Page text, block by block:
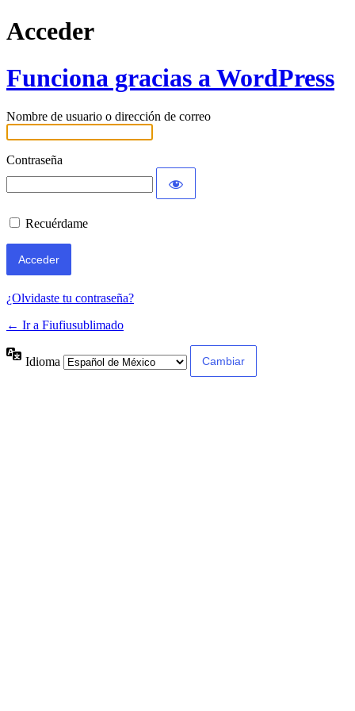
Acceder
Funciona gracias a WordPress
Nombre de usuario o dirección de correo
Contraseña
Recuérdame
¿Olvidaste tu contraseña?
← Ir a Fiufiusublimado
Idioma